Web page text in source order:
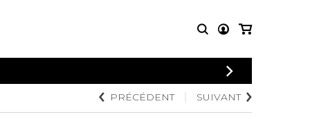
CONNEXION
PARTITIONS
POUR
AUTRES
PRODUITS
PRÉCÉDENT SUIVANT